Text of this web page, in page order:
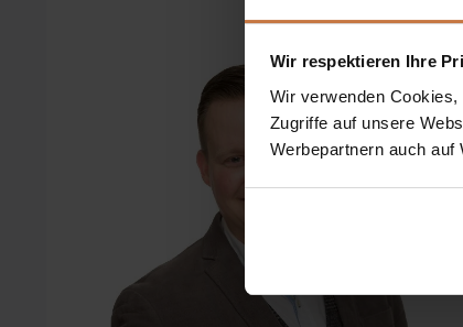
Wir respektieren Ihre
Wir verwenden
Zugriffe auf unsere
Werbepartnern auch auf